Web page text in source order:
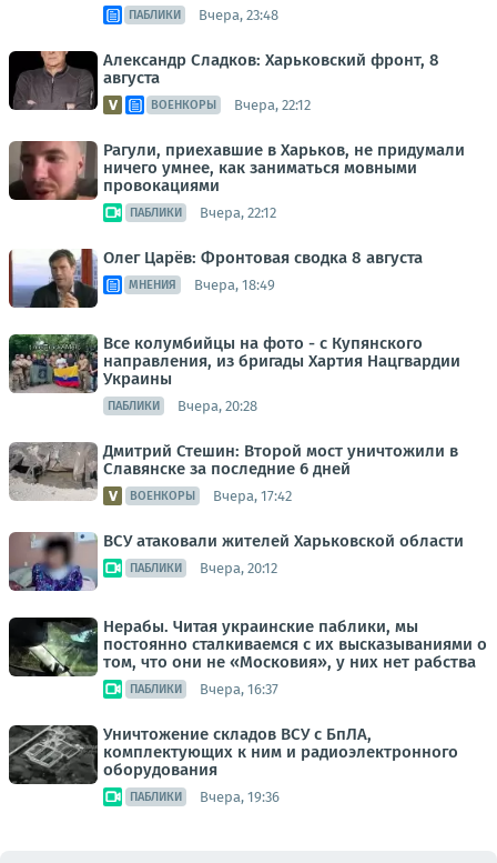
ПАБЛИКИ Вчера, 23:48
Александр Сладков: Харьковский фронт, 8
августа
ВОЕНКОРЫ Вчера, 22:12
Рагули, приехавшие в Харьков, не придумали
ничего умнее, как заниматься мовными
провокациями
ПАБЛИКИ Вчера, 22:12
Олег Царёв: Фронтовая сводка 8 августа
МНЕНИЯ Вчера, 18:49
Все колумбийцы на фото - с Купянского
направления, из бригады Хартия Нацгвардии
Украины
ПАБЛИКИ Вчера, 20:28
Дмитрий Стешин: Второй мост уничтожили в
Славянске за последние 6 дней
ВОЕНКОРЫ Вчера, 17:42
ВСУ атаковали жителей Харьковской области
ПАБЛИКИ Вчера, 20:12
Нерабы. Читая украинские паблики, мы
постоянно сталкиваемся с их высказываниями о
том, что они не «Московия», у них нет рабства
ПАБЛИКИ Вчера, 16:37
Уничтожение складов ВСУ с БпЛА,
комплектующих к ним и радиоэлектронного
оборудования
ПАБЛИКИ Вчера, 19:36